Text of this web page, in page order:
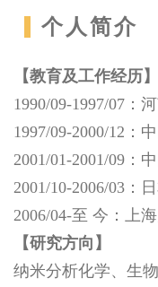
个人简介
【教育及工作经历】
1990/09-1997/07：
1997/09-2000/12：
2001/01-2001/09：
2001/10-2006/03：
2006/04-至 今：上
【研究方向】
纳米分析化学、生